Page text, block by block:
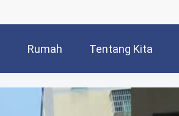
Rumah Tentang Kita